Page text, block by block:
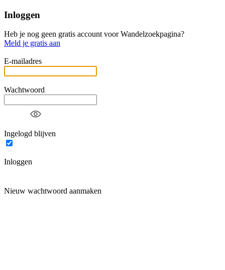
Inloggen
Heb je nog geen gratis account voor Wandelzoekpagina?
Meld je gratis aan
E-mailadres
Wachtwoord
Ingelogd blijven
Inloggen
Nieuw wachtwoord aanmaken